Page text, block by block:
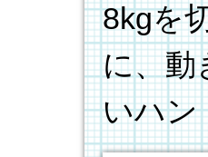
8kgを
に、動
いハン